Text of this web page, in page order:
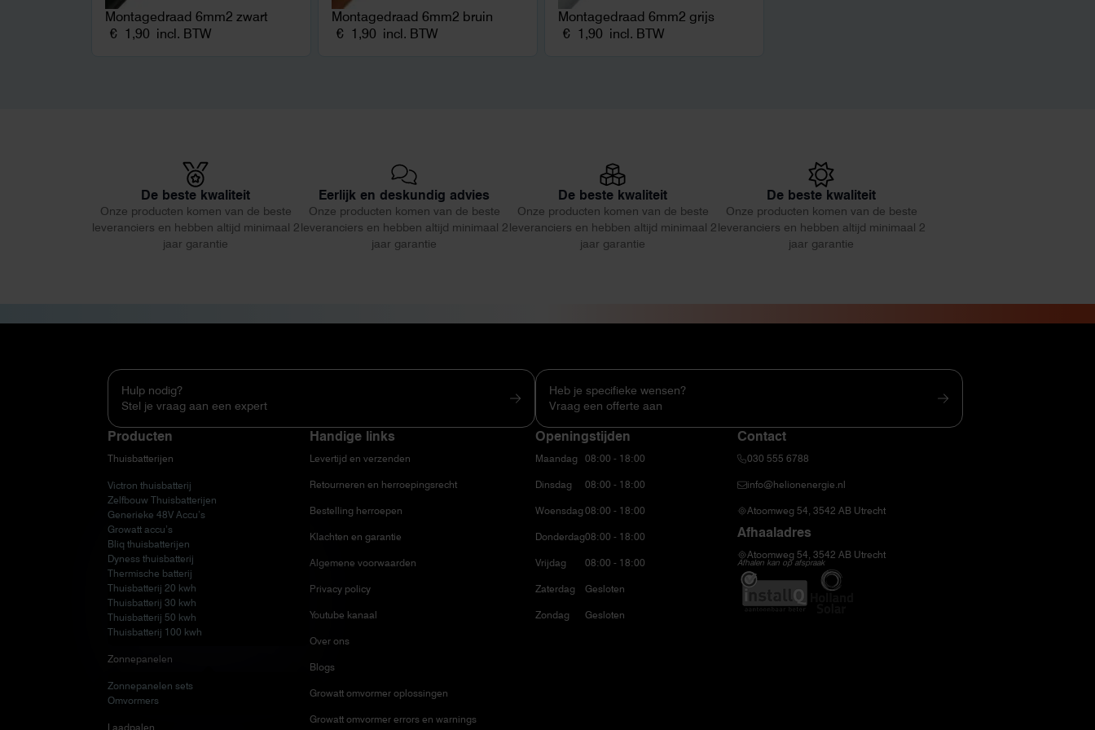
Montagedraad 6mm2 zwart
€ 1,90 incl. BTW
Montagedraad 6mm2 bruin
€ 1,90 incl. BTW
Montagedraad 6mm2 grijs
€ 1,90 incl. BTW
De beste kwaliteit
Onze producten komen van de beste
leveranciers en hebben altijd minimaal 2
jaar garantie
Eerlijk en deskundig advies
Onze producten komen van de beste
leveranciers en hebben altijd minimaal 2
jaar garantie
De beste kwaliteit
Onze producten komen van de beste
leveranciers en hebben altijd minimaal 2
jaar garantie
De beste kwaliteit
Onze producten komen van de beste
leveranciers en hebben altijd minimaal 2
jaar garantie
Hulp nodig?
Stel je vraag aan een expert
Producten
Thuisbatterijen
Victron thuisbatterij
Zelfbouw Thuisbatterijen
Generieke 48V Accu’s
Growatt accu’s
Bliq thuisbatterijen
Dyness thuisbatterij
Thermische batterij
Thuisbatterij 20 kwh
Thuisbatterij 30 kwh
Thuisbatterij 50 kwh
Thuisbatterij 100 kwh
Zonnepanelen
Zonnepanelen sets
Omvormers
Laadpalen
Handige links
Levertijd en verzenden
Retourneren en herroepingsrecht
Bestelling herroepen
Klachten en garantie
Algemene voorwaarden
Privacy policy
Youtube kanaal
Over ons
Blogs
Growatt omvormer oplossingen
Growatt omvormer errors en warnings
Heb je specifieke wensen?
Vraag een offerte aan
Openingstijden
Maandag
Dinsdag
Woensdag
Donderdag
Vrijdag
Zaterdag
Zondag
08:00 - 18:00
08:00 - 18:00
08:00 - 18:00
08:00 - 18:00
08:00 - 18:00
Gesloten
Gesloten
Contact
030 555 6788
info@helionenergie.nl
Atoomweg 54, 3542 AB Utrecht
Afhaaladres
Atoomweg 54, 3542 AB Utrecht
Afhalen kan op afspraak